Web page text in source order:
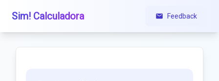
Sim! Calculadora Feedback